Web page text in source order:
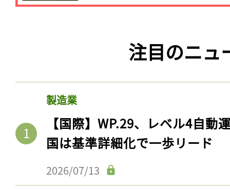
注目のニュ
製造業
【国際】WP.29、レベル4自動
国は基準詳細化で一歩リード
2026/07/13